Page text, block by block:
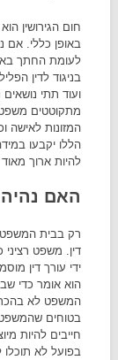
חום הגירושין
באופן כללי. אם
לעומת החתך
בניגוד לדין
ועוד תתי
מתקוטטים
המזונות לאישה
הללו יקבעו
להיות ארוך
האם
רק בבית המשפט
דין. משפט רציני
ידי עורך דין
הוא אומר כדי
המשפט לא
בטוחים
חייבים להיות
בפועל לא